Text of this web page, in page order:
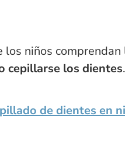
los niños comprendan
cepillarse los dientes.
de dientes en